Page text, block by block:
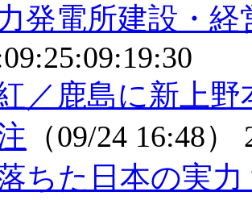
発電所建設・経
／鹿島に新上
（09/24 16:48）
ちた日本の実